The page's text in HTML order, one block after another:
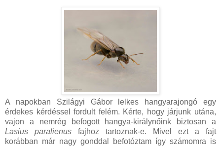
A napokban Szilágyi Gábor lelkes hangyarajongó egy
érdekes kérdéssel fordult felém. Kérte, hogy járjunk utána,
vajon a nemrég befogott hangya-királynőink biztosan a
Lasius paralienus fajhoz tartoznak-e. Mivel ezt a fajt
korábban már nagy gonddal befotóztam így számomra is